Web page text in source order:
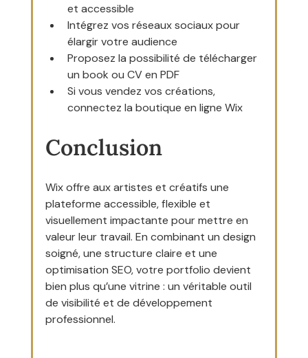
et accessible
Intégrez vos réseaux sociaux pour
élargir votre audience
Proposez la possibilité de télécharger
un book ou CV en PDF
Si vous vendez vos créations,
connectez la boutique en ligne Wix
Conclusion
Wix offre aux artistes et créatifs une
plateforme accessible, flexible et
visuellement impactante pour mettre en
valeur leur travail. En combinant un design
soigné, une structure claire et une
optimisation SEO, votre portfolio devient
bien plus qu’une vitrine : un véritable outil
de visibilité et de développement
professionnel.